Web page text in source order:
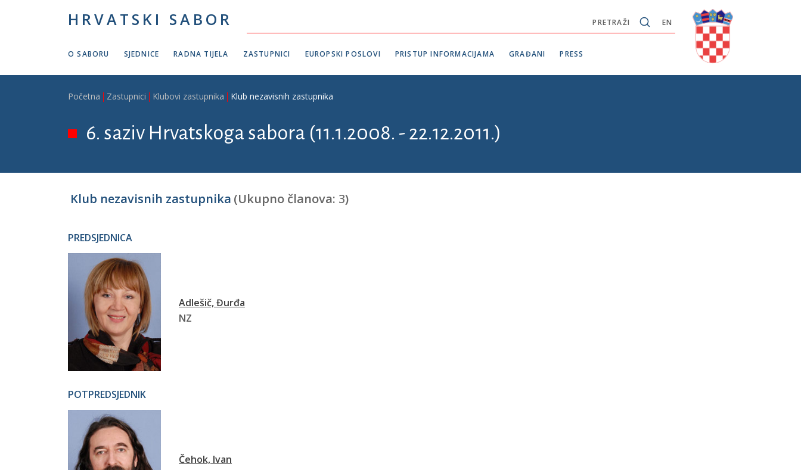
HRVATSKI SABOR EN
PRETRAŽI
O SABORU SJEDNICE RADNA TIJELA ZASTUPNICI EUROPSKI POSLOVI PRISTUP INFORMACIJAMA GRAĐANI PRESS
Breadcrumb
Početna Zastupnici Klubovi zastupnika Klub nezavisnih zastupnika
6. saziv Hrvatskoga sabora (11.1.2008. - 22.12.2011.)
Klub nezavisnih zastupnika (Ukupno članova: 3)
PREDSJEDNICA
Adlešič, Đurđa
NZ
POTPREDSJEDNIK
Čehok, Ivan